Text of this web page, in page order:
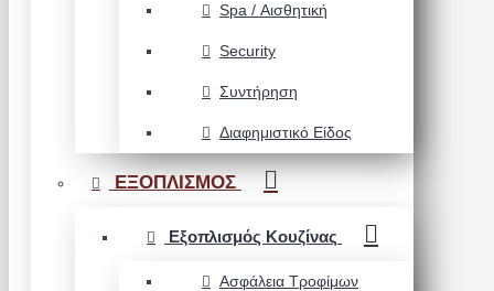
Spa / Αισθητική
Security
Συντήρηση
Διαφημιστικό Είδος
ΕΞΟΠΛΙΣΜΟΣ
Εξοπλισμός Κουζίνας
Ασφάλεια Τροφίμων